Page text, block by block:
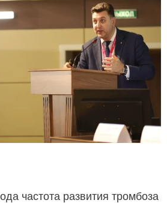
частота развития тромбоза